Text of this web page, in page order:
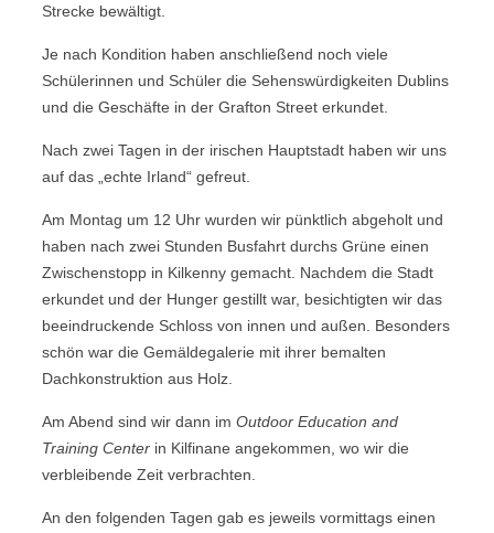
Strecke bewältigt.
Je nach Kondition haben anschließend noch viele
Schülerinnen und Schüler die Sehenswürdigkeiten Dublins
und die Geschäfte in der Grafton Street erkundet.
Nach zwei Tagen in der irischen Hauptstadt haben wir uns
auf das „echte Irland“ gefreut.
Am Montag um 12 Uhr wurden wir pünktlich abgeholt und
haben nach zwei Stunden Busfahrt durchs Grüne einen
Zwischenstopp in Kilkenny gemacht. Nachdem die Stadt
erkundet und der Hunger gestillt war, besichtigten wir das
beeindruckende Schloss von innen und außen. Besonders
schön war die Gemäldegalerie mit ihrer bemalten
Dachkonstruktion aus Holz.
Am Abend sind wir dann im Outdoor Education and
Training Center in Kilfinane angekommen, wo wir die
verbleibende Zeit verbrachten.
An den folgenden Tagen gab es jeweils vormittags einen